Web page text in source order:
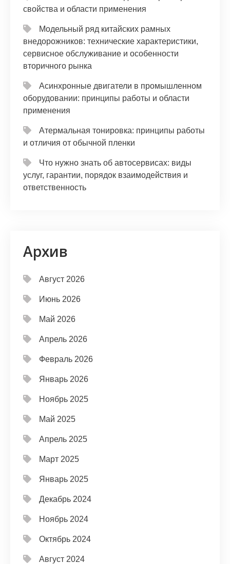
свойства и области применения
Модельный ряд китайских рамных
внедорожников: технические характеристики,
сервисное обслуживание и особенности
вторичного рынка
Асинхронные двигатели в промышленном
оборудовании: принципы работы и области
применения
Атермальная тонировка: принципы работы
и отличия от обычной пленки
Что нужно знать об автосервисах: виды
услуг, гарантии, порядок взаимодействия и
ответственность
Архив
Август 2026
Июнь 2026
Май 2026
Апрель 2026
Февраль 2026
Январь 2026
Ноябрь 2025
Май 2025
Апрель 2025
Март 2025
Январь 2025
Декабрь 2024
Ноябрь 2024
Октябрь 2024
Август 2024